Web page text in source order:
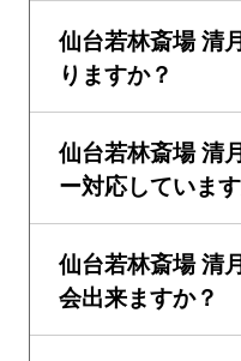
仙台若林斎場 清
りますか？
仙台若林斎場 清
ー対応していま
仙台若林斎場 清
会出来ますか？